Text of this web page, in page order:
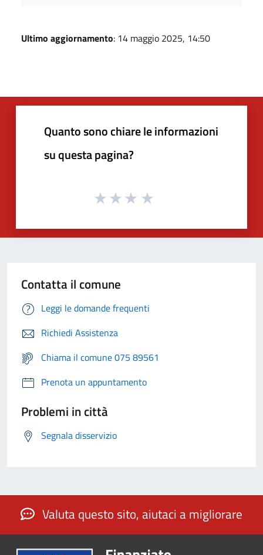
Ultimo aggiornamento: 14 maggio 2025, 14:50
Quanto sono chiare le informazioni
su questa pagina?
Contatta il comune
Leggi le domande frequenti
Richiedi Assistenza
Chiama il comune 075 89561
Prenota un appuntamento
Problemi in città
Segnala disservizio
Valuta questo sito, aiutaci a migliorare